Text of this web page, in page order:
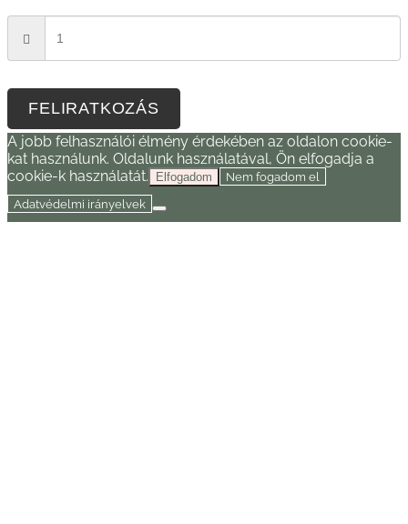
FELIRATKOZÁS
A jobb felhasználói élmény érdekében az oldalon cookie-
kat használunk. Oldalunk használatával, Ön elfogadja a
cookie-k használatát.
Elfogadom
Nem fogadom el
Adatvédelmi irányelvek